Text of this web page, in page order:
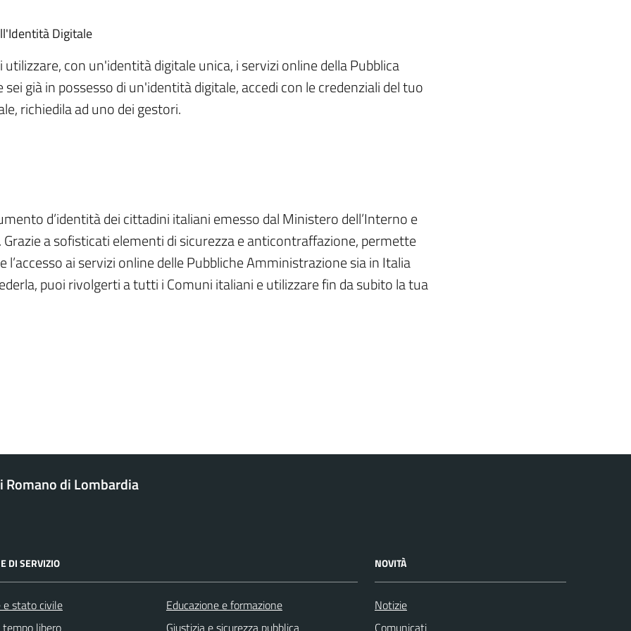
Digitale
con un'identità digitale unica, i servizi online della Pubblica
già in possesso di un'identità digitale, accedi con le credenziali del tuo
richiedila ad uno dei gestori.
d’identità dei cittadini italiani emesso dal Ministero dell’Interno e
a sofisticati elementi di sicurezza e anticontraffazione, permette
l’accesso ai servizi online delle Pubbliche Amministrazione sia in Italia
puoi rivolgerti a tutti i Comuni italiani e utilizzare fin da subito la tua
Romano di Lombardia
DI SERVIZIO
e stato civile
libero
Educazione e formazione
Giustizia e sicurezza pubblica
NOVITÀ
Notizie
Comunicati